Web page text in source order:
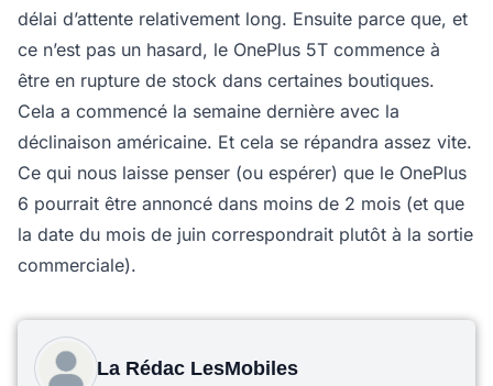
délai d’attente relativement long. Ensuite parce que, et
ce n’est pas un hasard, le OnePlus 5T commence à
être en rupture de stock dans certaines boutiques.
Cela a commencé la semaine dernière avec la
déclinaison américaine. Et cela se répandra assez vite.
Ce qui nous laisse penser (ou espérer) que le OnePlus
6 pourrait être annoncé dans moins de 2 mois (et que
la date du mois de juin correspondrait plutôt à la sortie
commerciale).
La Rédac LesMobiles